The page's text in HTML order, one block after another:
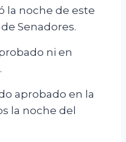
la noche de este
Senadores.
ni en
aprobado en la
la noche del